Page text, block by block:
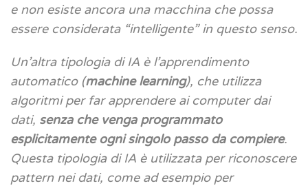
e non esiste ancora una macchina che possa
essere considerata “intelligente” in questo senso.
Un’altra tipologia di IA è l’apprendimento
automatico (machine learning), che utilizza
algoritmi per far apprendere ai computer dai
dati, senza che venga programmato
esplicitamente ogni singolo passo da compiere.
Questa tipologia di IA è utilizzata per riconoscere
pattern nei dati, come ad esempio per